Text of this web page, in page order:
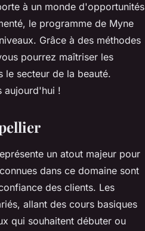
à un monde d'opportunités
le programme de Myne
Grâce à des méthodes
pourrez maîtriser les
le secteur de la beauté.
aujourd'hui !
un atout majeur pour
dans ce domaine sont
des clients. Les
allant des cours basiques
qui souhaitent débuter ou